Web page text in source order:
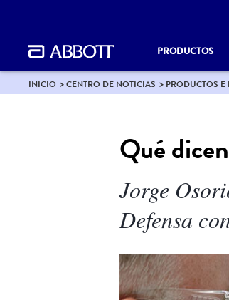
PRODUCTOS
INICIO CENTRO DE NOTICIAS PRODUCTOS
Qué
Jorge
Defensa